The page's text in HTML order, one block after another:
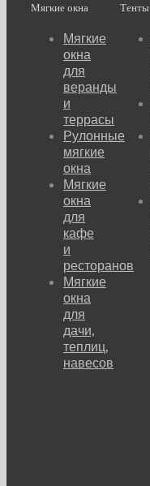
Мягкие окна
Мягкие
окна
для
веранды
и
террасы
Рулонные
мягкие
окна
Мягкие
окна
для
кафе
и
ресторанов
Мягкие
окна
для
дачи,
теплиц,
навесов
Тенты